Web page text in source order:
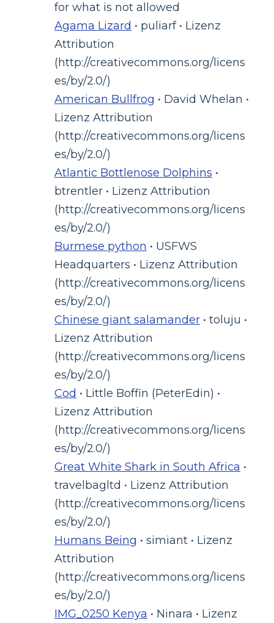
for what is not allowed
Agama Lizard • puliarf • Lizenz
Attribution
(http://creativecommons.org/licens
es/by/2.0/)
American Bullfrog • David Whelan •
Lizenz Attribution
(http://creativecommons.org/licens
es/by/2.0/)
Atlantic Bottlenose Dolphins •
btrentler • Lizenz Attribution
(http://creativecommons.org/licens
es/by/2.0/)
Burmese python • USFWS
Headquarters • Lizenz Attribution
(http://creativecommons.org/licens
es/by/2.0/)
Chinese giant salamander • toluju •
Lizenz Attribution
(http://creativecommons.org/licens
es/by/2.0/)
Cod • Little Boffin (PeterEdin) •
Lizenz Attribution
(http://creativecommons.org/licens
es/by/2.0/)
Great White Shark in South Africa •
travelbagltd • Lizenz Attribution
(http://creativecommons.org/licens
es/by/2.0/)
Humans Being • simiant • Lizenz
Attribution
(http://creativecommons.org/licens
es/by/2.0/)
IMG_0250 Kenya • Ninara • Lizenz